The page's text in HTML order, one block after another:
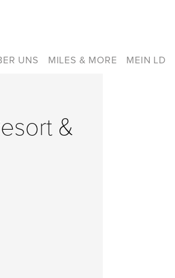
UNS MILES & MORE MEIN LD
&